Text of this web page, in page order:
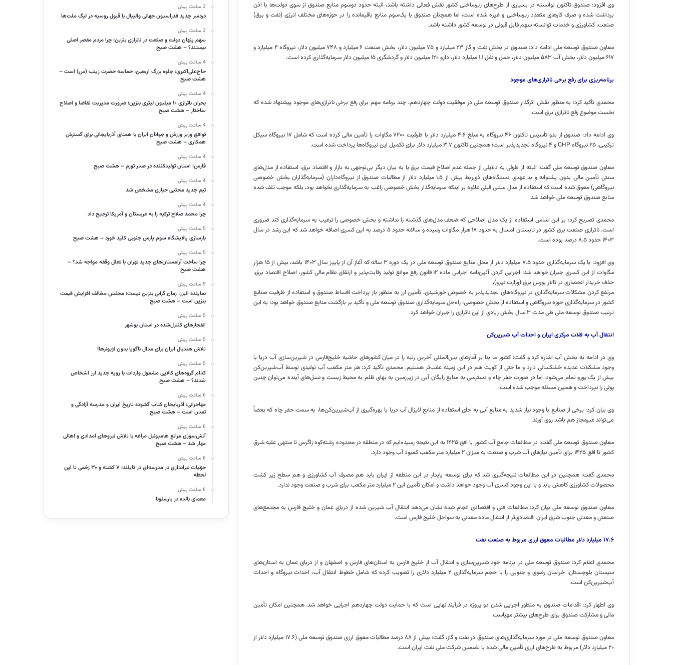
وی افزود: صندوق تاکنون توانسته در بسیاری از طرح‌های زیرساختی کشور نقش فعالی داشته باشد، البته حدود دوسوم منابع صندوق از سوی دولت‌ها با اذن
برداشت شده و صرف کارهای متعدد زیرساختی و غیره شده است، اما همچنان صندوق با یک‌سوم منابع باقیمانده را در حوزه‌های مختلف انرژی (نفت و برق)
صنعت، کشاورزی و خدمات توانسته سهم قابل قبولی در توسعه کشور داشته باشد.
معاون صندوق توسعه ملی ادامه داد: صندوق در بخش نفت و گاز ۲۳ میلیارد و ۷۵ میلیون دلار، بخش صنعت ۶ میلیارد و ۷۴۸ میلیون دلار، نیروگاه ۴ میلیارد و
۶۱۷ میلیون دلار، بخش آب ۵۸۳ میلیون دلار، حمل و نقل ۱.۱ میلیارد دلار، دارو ۱۲۰ میلیون دلار و گردشگری ۱۵ میلیون دلار سرمایه‌گذاری کرده است.
برنامه‌ریزی برای رفع برخی ناترازی‌های موجود
محمدی تأکید کرد: به منظور نقش اثرگذار صندوق توسعه ملی در موفقیت دولت چهاردهم، چند برنامه مهم برای رفع برخی ناترازی‌های موجود پیشنهاد شده که
نخست موضوع رفعناترازی برق است.
وی ادامه داد: صندوق از بدو تأسیس تاکنون ۴۶ نیروگاه به مبلغ ۴.۶ میلیارد دلار با ظرفیت ۷۲۰۰ مگاوات را تأمین مالی کرده است که شامل ۱۷ نیروگاه سیکل
ترکیبی، ۲۵ نیروگاه CHP و ۴ نیروگاه
تجدیدپذیر است؛ همچنین تاکنون ۳.۷ میلیارد دلار برای تکمیل این نیروگاه‌ها پرداخت شده است.
معاون صندوق توسعه ملی گفت: البته از طرفی به دلایلی از جمله عدم اصلاح قیمت برق یا به بیان دیگر بی‌توجهی به بازار و اقتصاد برق، استفاده از مدل‌های
سنتی تأمین مالی بدون پشتوانه و بد عهدی دستگاه‌های ذی‌ربط بیش از ۱.۵ میلیارد دلار از مطالبات صندوق از نیروگاه‌داران (سرمایه‌گذاران بخش خصوصی
نیروگاهی) معوق شده است که استفاده از مدل سنتی قبلی علاوه بر اینکه سرمایه‌گذار بخش خصوصی راغب به سرمایه‌گذاری نخواهد بود، بلکه موجب تلف شده
منابع صندوق توسعه ملی خواهد شد.
محمدی تصریح کرد: بر این اساس استفاده از یک مدل اصلاحی که ضعف مدل‌های گذشته را نداشته و بخش خصوصی را ترغیب به سرمایه‌گذاری کند ضروری
است.ناترازی
صنعت برق کشور در تابستان امسال به حدود ۱۸ هزار مگاوات رسیده و سالانه حدود ۵ درصد به این کسری اضافه خواهد شد که این رشد در سال
۱۴۰۳ حدود ۸.۵ درصد بوده است.
وی افزود: با یک سرمایه‌گذاری حدود ۷.۵ میلیارد دلار از محل منابع صندوق توسعه ملی در یک دوره ۳ ساله که آغاز آن از پاییز سال ۱۴۰۳ باشد، بیش از ۱۵ هزار
مگاوات از این کسری جبران خواهد شد؛ اجرایی کردن آئین‌نامه اجرایی ماده ۱۲ قانون رفع موانع تولید رقابت‌پذیر و ارتقای نظام مالی کشور، اصلاح اقتصاد برق،
حذف خریدار انحصاری در تالار بورس برق (وزارت نیرو)،
مرتفع کردن مشکلات سرمایه‌گذاری در نیروگاه‌های تجدیدپذیر به خصوص خورشیدی، تأمین ارز به منظور باز پرداخت اقساط صندوق و استفاده از ظرفیت صنایع
کشور در سرمایه‌گذاری حوزه نیروگاهی و استفاده از بخش خصوصی؛ راه‌حل سرمایه‌گذاری صندوق توسعه ملی و تأکید بر بازگشت منابع صندوق خواهد بود؛ به این
ترتیب صندوق توسعه ملی طی مدت ۳ سال بخش زیادی از این
ناترازیرا جبران خواهد کرد.
انتقال آب به فلات مرکزی ایران و احداث آب شیرین‌کن
وی در ادامه به بخش آب اشاره کرد و گفت: کشور ما بنا بر آمارهای بین‌المللی آخرین رتبه را در میان کشورهای حاشیه خلیج‌فارس در شیرین‌سازی آب دریا با
وجود مشکلات عدیده خشکسالی دارد و ما حتی از کویت هم در این زمینه عقب‌تر هستیم. محمدی تأکید کرد: هر متر مکعب آب تولیدی توسط آب‌شیرین‌کن
بیش از یک یورو تمام می‌شود، اما در صورت حفر چاه و دسترسی به منابع رایگان آبی در زیرزمین به بهای ظلم به محیط زیست و نسل‌های آینده می‌توان چنین
پولی را نپرداخت و همین مسئله موجب شده است.
وی بیان کرد: برخی از صنایع با وجود نیاز شدید به منابع آبی به جای استفاده از منابع لایزال آب دریا با بهره‌گیری از آب‌شیرین‌کن‌ها، به سمت حفر چاه که بعضاً
می‌تواند غیرمجاز هم باشد روی آورند.
معاون صندوق توسعه ملی گفت: در مطالعات جامع آب کشور با افق ۱۴۲۵ به این نتیجه رسیده‌ایم که در منطقه در محدوده رشته‌کوه زاگرس تا منتهی علیه شرق
کشور تا افق ۱۴۲۵ برای تأمین نیازهای آب شرب و صنعت به میزان ۲ میلیارد متر مکعب کمبود آب وجود دارد.
محمدی گفت: همچنین در این مطالعات نتیجه‌گیری شد که برای توسعه پایدار در این منطقه از ایران باید هم مصرف آب کشاورزی و هم سطح زیر کشت
محصولات کشاورزی کاهش یابد و با این وجود کسری آب وجود خواهد داشت و امکان تأمین این ۲ میلیارد متر مکعب برای شرب و صنعت وجود ندارد.
معاون صندوق توسعه ملی بیان کرد: مطالعات فنی و اقتصادی انجام شده نشان می‌دهد انتقال آب شیرین شده از دریای عمان و خلیج فارس به مجتمع‌های
صنعتی و معدنی جنوب شرق ایران اقتصادی‌تر از انتقال ماده معدنی به سواحل خلیج فارس است.
۱۷.۶ میلیارد دلار مطالبات معوق ارزی مربوط به صنعت نفت
محمدی اعلام کرد: صندوق توسعه ملی در برنامه خود شیرین‌سازی و انتقال آب از خلیج فارس به استان‌های فارس و اصفهان و از دریای عمان به استان‌های
سیستان بلوچستان، خراسان رضوی و جنوبی را با حجم سرمایه‌گذاری ۲ میلیارد دلاری را تصویب کرده که شامل خطوط انتقال آب، احداث نیروگاه و احداث
آب‌شیرین‌کن است.
وی اظهار کرد: اقدامات صندوق به منظور اجرایی شدن دو پروژه در فرآیند نهایی است که با حمایت دولت چهاردهم اجرایی خواهد شد. همچنین امکان تأمین
مالی و مشارکت صندوق برای طرح‌های بیشتر مهیاست.
معاون صندوق توسعه ملی در مورد سرمایه‌گذاری‌های صندوق در نفت و گاز، گفت: بیش از ۸۸ درصد مطالبات معوق ارزی صندوق توسعه ملی (۱۷.۶ میلیارد دلار از
۲۰ میلیارد دلار) مربوط به طرح‌های ارزی تأمین مالی شده با تضمین شرکت ملی نفت ایران است.
3 ساعت پیش
دردسر جدید فدراسیون جهانی والیبال با قبول روسیه در لیگ ملت‌ها
3 ساعت پیش
سهم پنهان دولت و صنعت در ناترازی بنزین؛ چرا مردم مقصر اصلی
نیستند؟ – هشت صبح
4 ساعت پیش
حاج‌علی‌اکبری: جلوه بزرگ اربعین، حماسه حضرت زینب (س) است –
هشت صبح
4 ساعت پیش
بحران ناترازی ۱۰ میلیون لیتری بنزین؛ ضرورت مدیریت تقاضا و اصلاح
ساختار – هشت صبح
4 ساعت پیش
توافق وزیر ورزش و جوانان ایران با همتای آذربایجانی برای گسترش
همکاری – هشت صبح
4 ساعت پیش
فارس؛ استان تولیدکننده در صدر تورم – هشت صبح
4 ساعت پیش
تیم جدید مجتبی جباری مشخص شد
4 ساعت پیش
چرا محمد صلاح ترکیه را به عربستان و آمریکا ترجیح داد
5 ساعت پیش
بازسازی پالایشگاه سوم پارس جنوبی کلید خورد – هشت صبح
5 ساعت پیش
چرا ساخت آرامستان‌های جدید تهران با تعلل وقفه مواجه شد؟ –
هشت صبح
5 ساعت پیش
نماینده البرز: زمان گرانی بنزین نیست؛ مجلس مخالف افزایش قیمت
بنزین است – هشت صبح
5 ساعت پیش
انفجارهای کنترل‌شده در استان بوشهر
5 ساعت پیش
تلاش هندبال ایران برای مدال ناگویا بدون لژیونرها!
5 ساعت پیش
کدام گروه‌های کالایی مشمول واردات با رویه جدید ارز اشخاص
شدند؟ – هشت صبح
6 ساعت پیش
مهاجرانی: آذربایجان کتاب گشوده تاریخ ایران و مدرسه آزادگی و
تمدن است – هشت صبح
6 ساعت پیش
آتش‌سوزی مراتع هامپوئیل مراغه با تلاش نیروهای امدادی و اهالی
مهار شد – هشت صبح
6 ساعت پیش
جزئیات تیراندازی در مدرسه‌ای در تایلند؛ ۷ کشته و ۳۰ زخمی تا این
لحظه
6 ساعت پیش
معمای بالده در بارسلونا